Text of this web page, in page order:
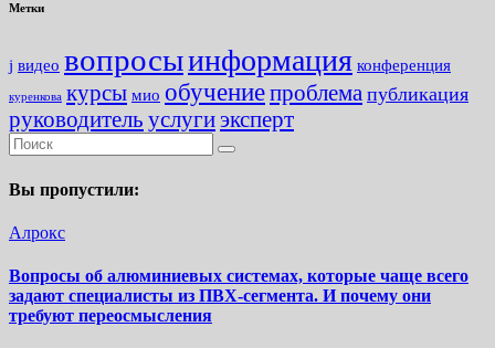
Метки
j видео вопросыинформация конференция
куренкова курсы мио обучениепроблема публикация
руководитель услуги эксперт
Вы пропустили:
Алрокс
Вопросы об алюминиевых системах, которые чаще всего
задают специалисты из ПВХ-сегмента. И почему они
требуют переосмысления